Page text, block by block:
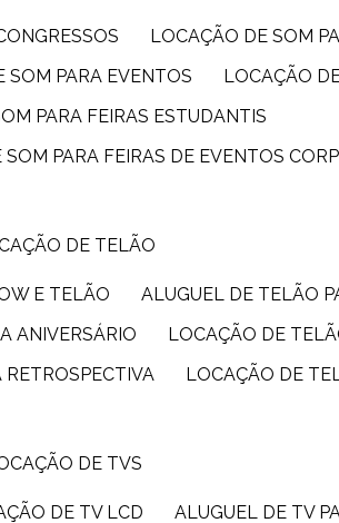
LOCAÇÃO DE SOM
SOM PARA EVENTOS
LOCAÇÃO
PARA FEIRAS ESTUDANTIS
SOM PARA FEIRAS DE EVENTOS
DE TELÃO
E TELÃO
ALUGUEL DE TELÃO
ANIVERSÁRIO
LOCAÇÃO DE
RETROSPECTIVA
LOCAÇÃO DE
DE TVS
DE TV LCD ALUGUEL DE TV